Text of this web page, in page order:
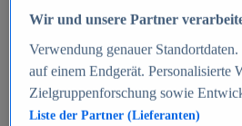
2010-2025
B2C-E-Commerce: Top-50
Deutschland 2024
Marktanteile von Online-
Deutschland 2024
Umsatzstarke
Deutschland 2023-2025
Wir und unsere Partner
Verwendung genauer
auf einem Endgerät. Personalisierte
Zielgruppenforschung sowie
Liste der Partner (Lieferanten)